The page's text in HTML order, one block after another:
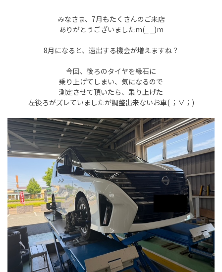
みなさま、7月もたくさんのご来店
ありがとうございましたm(_ _)m
8月になると、遠出する機会が増えますね？
今回、後ろのタイヤを縁石に
乗り上げてしまい、気になるので
測定させて頂いたら、乗り上げた
左後ろがズレていましたが調整出来ないお車( ；∀；)